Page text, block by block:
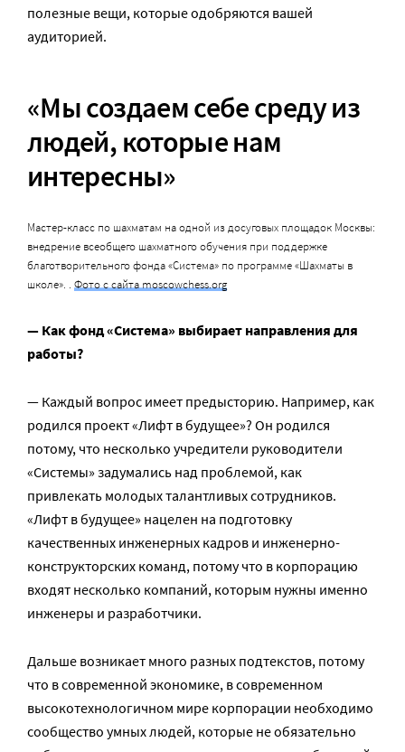
полезные вещи, которые одобряются вашей
аудиторией.
«Мы создаем себе среду из
людей, которые нам
интересны»
Мастер-класс по шахматам на одной из досуговых площадок Москвы:
внедрение всеобщего шахматного обучения при поддержке
благотворительного фонда «Система» по программе «Шахматы в
школе». . Фото с сайта moscowchess.org
— Как фонд «Система» выбирает направления для
работы?
— Каждый вопрос имеет предысторию. Например, как
родился проект «Лифт в будущее»? Он родился
потому, что несколько учредители руководители
«Системы» задумались над проблемой, как
привлекать молодых талантливых сотрудников.
«Лифт в будущее» нацелен на подготовку
качественных инженерных кадров и инженерно-
конструкторских команд, потому что в корпорацию
входят несколько компаний, которым нужны именно
инженеры и разработчики.
Дальше возникает много разных подтекстов, потому
что в современной экономике, в современном
высокотехнологичном мире корпорации необходимо
сообщество умных людей, которые не обязательно